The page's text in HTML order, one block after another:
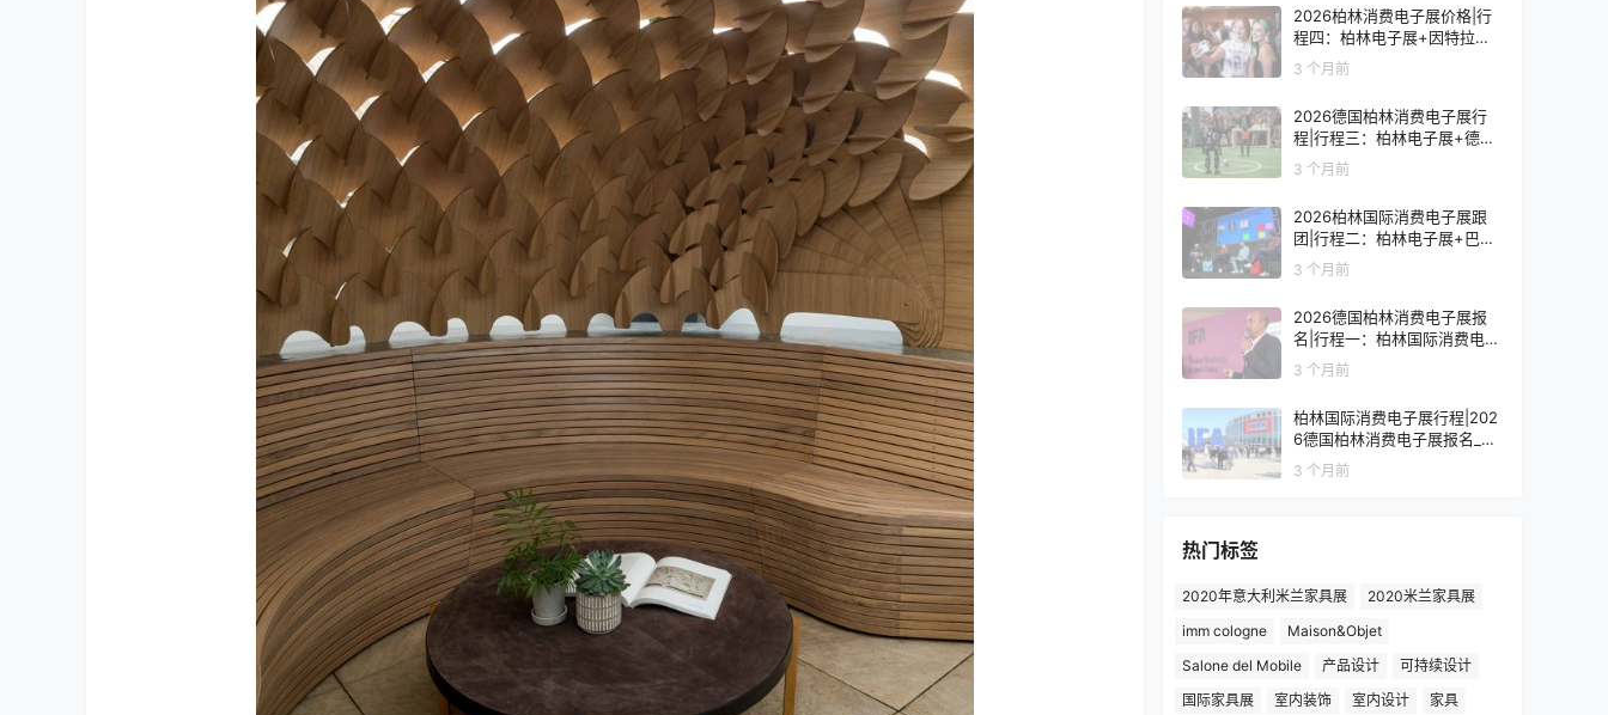
2026柏林消费电子展价格|行
程四：柏林电子展+因特拉肯1
0天浪漫之旅
3 个月前
2026德国柏林消费电子展行
程|行程三：柏林电子展+德国
9天人文之旅
3 个月前
2026柏林国际消费电子展跟
团|行程二：柏林电子展+巴黎
8天艺术之旅
3 个月前
2026德国柏林消费电子展报
名|行程一：柏林国际消费电子
展观展7天
3 个月前
柏林国际消费电子展行程|202
6德国柏林消费电子展报名_价
格_门票_签证
3 个月前
热门标签
2020年意大利米兰家具展
2020米兰家具展
imm cologne
Maison&Objet
Salone del Mobile
产品设计
可持续设计
国际家具展
室内装饰 室内设计
家具